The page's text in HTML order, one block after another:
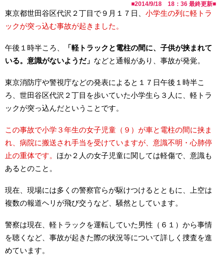
■2014/9/18 18：36 最終更新■
東京都世田谷区代沢２丁目で９月１７日、 小学生の列に軽トラ
ックが突っ込む事故が起きました。
午後１時半ころ、
「軽トラックと電柱の間に、子供が挟まれて
いる。意識がないようだ」 などと通報があり、事故が発覚。
東京消防庁や警視庁などの発表によると１７日午後１時半こ
ろ、世田谷区代沢２丁目を歩いていた小学生ら３人に、軽トラ
ックが突っ込んだということです。
この事故で小学３年生の女子児童（９）が車と電柱の間に挟ま
れ、病院に搬送され手当を受けていますが、意識不明・心肺停
止の重体です。 ほか２人の女子児童に関しては軽傷で、意識も
あるとのこと。
現在、現場には多くの警察官らが駆けつけるとともに、上空は
複数の報道ヘリが飛び交うなど、騒然としています。
警察は現在、軽トラックを運転していた男性（６１）から事情
を聴くなど、事故が起きた際の状況等について詳しく捜査を進
めています。